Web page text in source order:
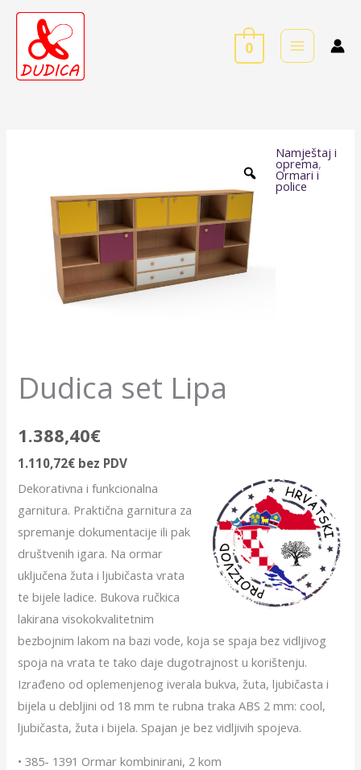
Skip
content
0
Namještaj i
oprema,
Ormari i
police
Dudica set Lipa
1.388,40€
1.110,72€ bez PDV
Dekorativna i funkcionalna
garnitura. Praktična garnitura za
spremanje dokumentacije ili pak
društvenih igara. Na ormar
uključena žuta i ljubičasta vrata
te bijele ladice. Bukova ručkica
lakirana visokokvalitetnim
bezbojnim lakom na bazi vode, koja se spaja bez vidljivog
spoja na vrata te tako daje dugotrajnost u korištenju.
Izrađeno od oplemenjenog iverala bukva, žuta, ljubičasta i
bijela u debljini od 18 mm te rubna traka ABS 2 mm: cool,
ljubičasta, žuta i bijela. Spajan je bez vidljivih spojeva.
• 385- 1391 Ormar kombinirani, 2 kom
količina